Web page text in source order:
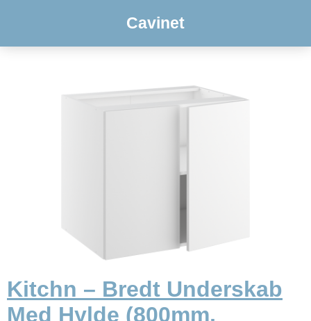
Cavinet
Kitchn – Bredt Underskab
Med Hylde (800mm,